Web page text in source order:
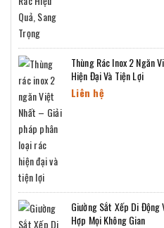
Thùng Rác Inox 2 Ngăn
Hiện Đại Và Tiện Lợi
Liên hệ
Giường Sắt Xếp Di
Hợp Mọi Không Gian